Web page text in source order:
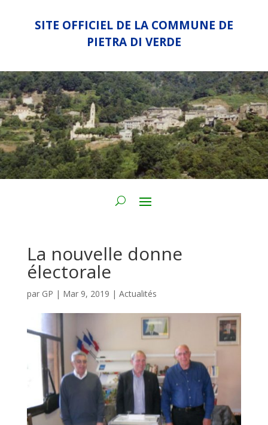
SITE OFFICIEL DE LA COMMUNE DE
PIETRA DI VERDE
La nouvelle donne
électorale
par GP | Mar 9, 2019 | Actualités